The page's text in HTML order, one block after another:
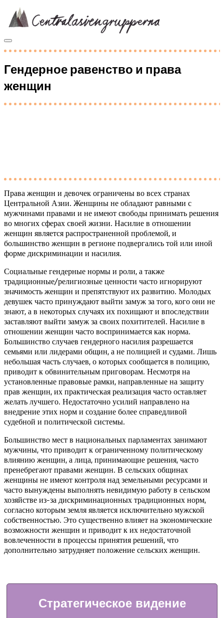
to
content
Гендерное равенство и права
женщин
Права женщин и девочек ограничены во всех странах
Центральной Азии. Женщины не обладают равными с
мужчинами правами и не имеют свободы принимать решения
во многих сферах своей жизни. Насилие в отношении
женщин является распространенной проблемой, и
большинство женщин в регионе подвергались той или иной
форме дискриминации и насилия.
Социальные гендерные нормы и роли, а также
традиционные/религиозные ценности часто игнорируют
значимость женщин и препятствуют их развитию. Молодых
девушек часто принуждают выйти замуж за того, кого они не
знают, а в некоторых случаях их похищают и впоследствии
заставляют выйти замуж за своих похитителей. Насилие в
отношении женщин часто воспринимается как норма.
Большинство случаев гендерного насилия разрешается
семьями или лидерами общин, а не полицией и судами. Лишь
небольшая часть случаев, о которых сообщается в полицию,
приводит к обвинительным приговорам. Несмотря на
установленные правовые рамки, направленные на защиту
прав женщин, их практическая реализация часто оставляет
желать лучшего. Недостаточно усилий направлено на
внедрение этих норм и создание более справедливой
судебной и политической системы.
Большинство мест в национальных парламентах занимают
мужчины, что приводит к ограниченному политическому
влиянию женщин, а лица, принимающие решения, часто
пренебрегают правами женщин. В сельских общинах
женщины не имеют контроля над земельными ресурсами и
часто вынуждены выполнять невидимую работу в сельском
хозяйстве из-за дискриминационных традиционных норм,
согласно которым земля является исключительно мужской
собственностью. Это существенно влияет на экономические
возможности женщин и приводит к их недостаточной
вовлеченности в процессы принятия решений, что
дополнительно затрудняет положение сельских женщин.
Стратегическое видение